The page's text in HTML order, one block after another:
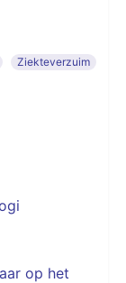
Ziekteverzuim
op het